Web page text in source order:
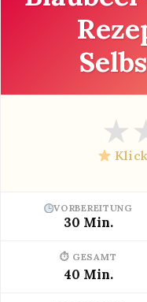
★
VORBEREITUNG
30 Min.
⏱ GESAMT
40 Min.